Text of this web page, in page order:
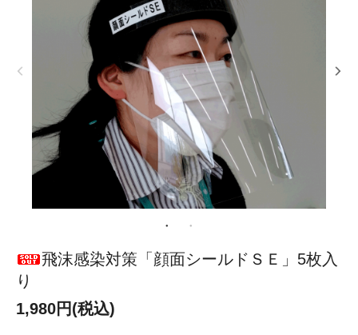
飛沫感染対策「顔面シールドＳＥ」5枚入
り
1,980円(税込)